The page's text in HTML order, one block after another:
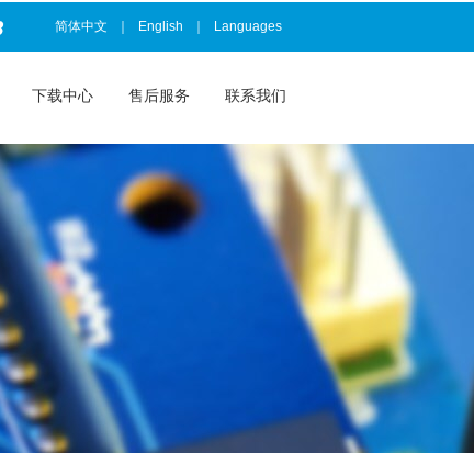
简体中文 English Languages
下载中心 售后服务 联系我们